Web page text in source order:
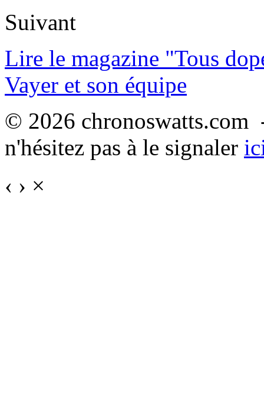
Suivant
Lire le magazine "Tous
Vayer et son équipe
© 2026
n'hésitez pas à le signaler
‹ › ×